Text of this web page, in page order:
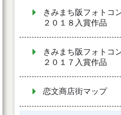
きみまち阪フォトコ
２０１８入賞作品
きみまち阪フォトコ
２０１７入賞作品
恋文商店街マップ